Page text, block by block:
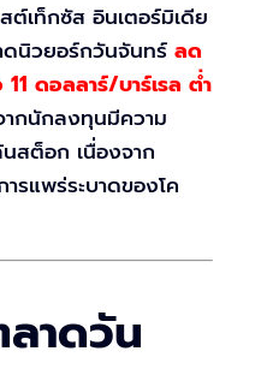
ต์เท็กซัส อินเตอร์มิเดีย
นิวยอร์กวันจันทร์ ลด
ดอลลาร์/บาร์เรล ต่ำ
ากนักลงทุนมีความ
สต็อก เนื่องจาก
รแพร่ระบาดของโค
าดวัน